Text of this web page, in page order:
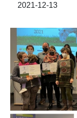
2021-12-13